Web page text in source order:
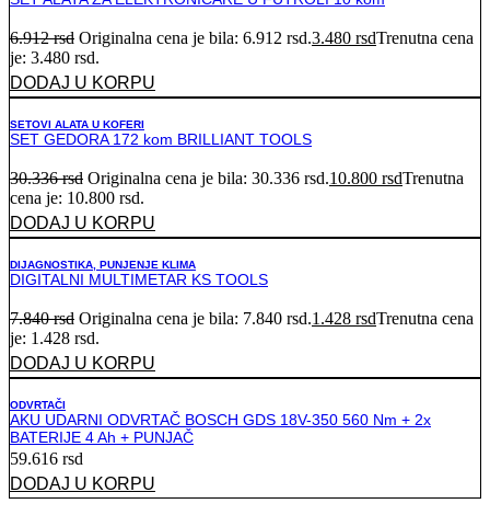
6.912rsd Originalna cena je bila: 6.912 rsd.3.480 rsdTrenutna cena
je: 3.480 rsd.
DODAJ U KORPU
SETOVI ALATA U KOFERI
SET GEDORA 172 kom BRILLIANT TOOLS
30.336rsd Originalna cena je bila: 30.336 rsd.10.800 rsdTrenutna
cena je: 10.800 rsd.
DODAJ U KORPU
DIJAGNOSTIKA, PUNJENJE KLIMA
DIGITALNI MULTIMETAR KS TOOLS
7.840rsd Originalna cena je bila: 7.840 rsd.1.428 rsdTrenutna cena
je: 1.428 rsd.
DODAJ U KORPU
ODVRTAČI
AKU UDARNI ODVRTAČ BOSCH GDS 18V-350 560 Nm + 2x
BATERIJE 4 Ah + PUNJAČ
59.616 rsd
DODAJ U KORPU